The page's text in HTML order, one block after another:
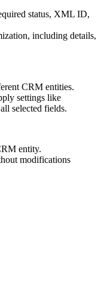
status, XML ID,
including details,
CRM entities.
settings like
selected fields.
entity.
modifications